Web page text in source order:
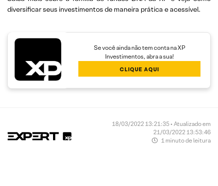
diversificar seus investimentos de maneira prática e acessível.
Se você ainda não tem conta na XP
Investimentos, abra a sua!
CLIQUE AQUI
18/03/2022 13:21:35 • Atualizado em
21/03/2022 13:53:46
1 minuto de leitura